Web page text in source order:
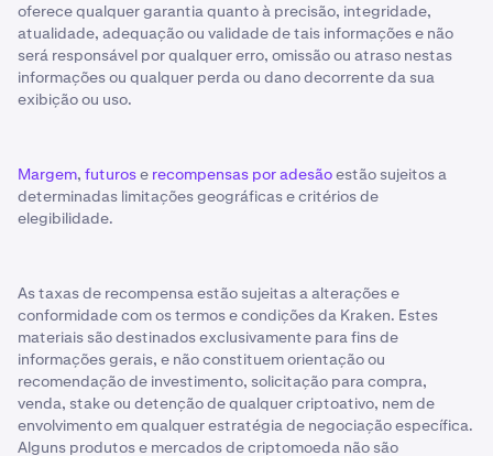
oferece qualquer garantia quanto à precisão, integridade,
atualidade, adequação ou validade de tais informações e não
será responsável por qualquer erro, omissão ou atraso nestas
informações ou qualquer perda ou dano decorrente da sua
exibição ou uso.
Margem, futurose recompensas por adesãoestão sujeitos a
determinadas limitações geográficas e critérios de
elegibilidade.
As taxas de recompensa estão sujeitas a alterações e
conformidade com os termos e condições da Kraken. Estes
materiais são destinados exclusivamente para fins de
informações gerais, e não constituem orientação ou
recomendação de investimento, solicitação para compra,
venda, stake ou detenção de qualquer criptoativo, nem de
envolvimento em qualquer estratégia de negociação específica.
Alguns produtos e mercados de criptomoeda não são